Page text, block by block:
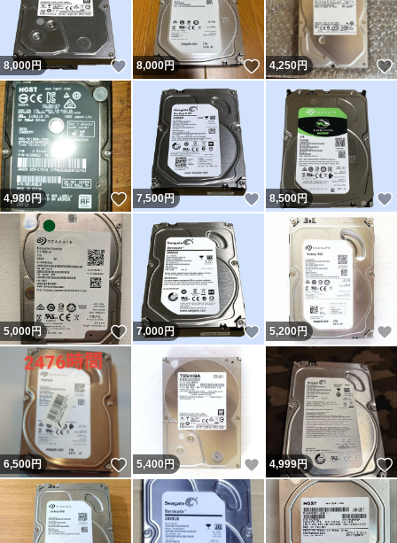
8,000円 いいね！
8,000円 いいね！
4,250円
4,980円 いいね！
7,500円 いいね！
8,500円
5,000円 いいね！
7,000円 いいね！
5,200円
6,500円 いいね！
5,400円 いいね！
4,999円